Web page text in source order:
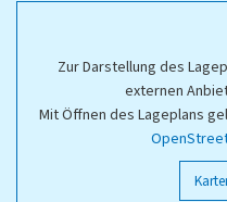
Zur Darstellung des
externen
Mit Öffnen des Lageplans